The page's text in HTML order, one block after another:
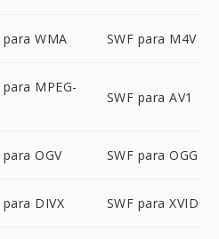
para WMA SWF para M4V
para MPEG-
SWF para AV1
para OGV SWF para OGG
para DIVX SWF para XVID